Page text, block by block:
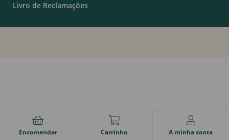
Livro de Reclamações
Encomendar Carrinho A minha conta